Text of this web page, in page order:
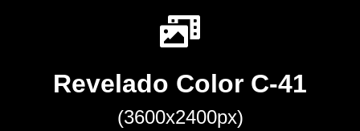
Revelado Color C-41
(3600x2400px)